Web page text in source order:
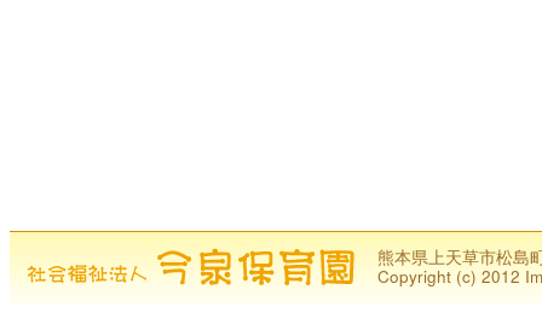
熊本県上天草市松
Copyright (c) 2012